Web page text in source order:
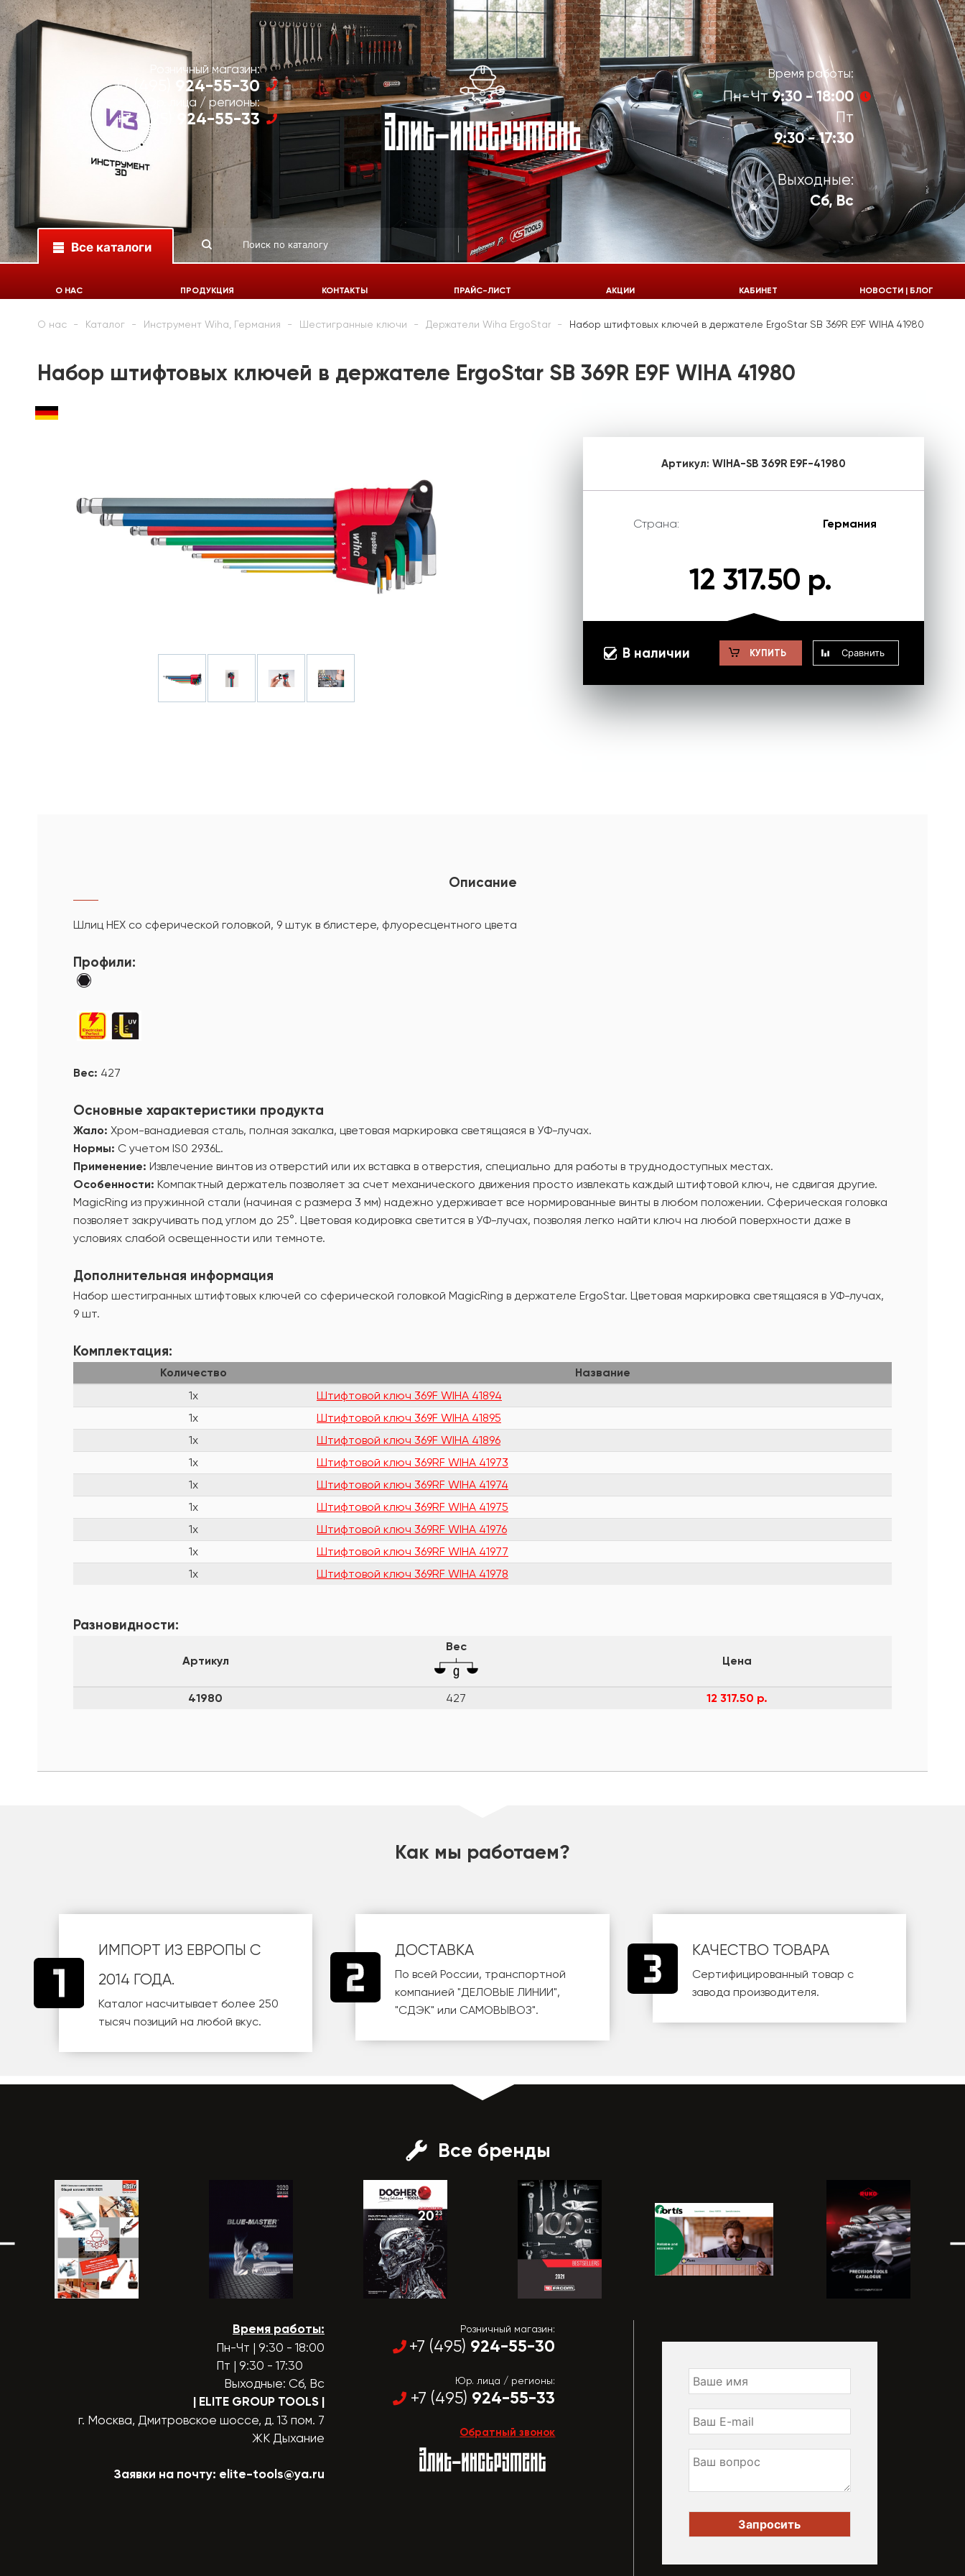
Розничный магазин:
+7 (495) 924-55-30
Юр. лица / регионы:
+7 (495) 924-55-33
Время работы:
Пн-Чт9:30 - 18:00
Пт
9:30 - 17:30
Выходные:
Сб, Вс
Все каталоги
924-55-33
О НАС ПРОДУКЦИЯ КОНТАКТЫ ПРАЙС-ЛИСТ АКЦИИ КАБИНЕТ НОВОСТИ | БЛОГ
О нас Каталог Инструмент Wiha, Германия Шестигранные ключи Держатели Wiha ErgoStar Набор штифтовых ключей в держателе ErgoStar SB 369R E9F WIHA 41980
Набор штифтовых ключей в держателе ErgoStar SB 369R E9F WIHA 41980
Артикул: WIHA-SB 369R E9F-41980
Страна: Германия
12 317.50 р.
В наличии КУПИТЬ Сравнить
Описание
Шлиц HEX со сферической головкой, 9 штук в блистере, флуоресцентного цвета
Профили:
Вес: 427
Основные характеристики продукта
Жало: Хром-ванадиевая сталь, полная закалка, цветовая маркировка светящаяся в УФ-лучах.
Нормы: С учетом IS0 2936L.
Применение: Извлечение винтов из отверстий или их вставка в отверстия, специально для работы в труднодоступных местах.
Особенности: Компактный держатель позволяет за счет механического движения просто извлекать каждый штифтовой ключ, не сдвигая другие.
MagicRing из пружинной стали (начиная с размера 3 мм) надежно удерживает все нормированные винты в любом положении. Сферическая головка
позволяет закручивать под углом до 25°. Цветовая кодировка светится в УФ-лучах, позволяя легко найти ключ на любой поверхности даже в
условиях слабой освещенности или темноте.
Дополнительная информация
Набор шестигранных штифтовых ключей со сферической головкой MagicRing в держателе ErgoStar. Цветовая маркировка светящаяся в УФ-лучах,
9 шт.
Комплектация:
Количество
Название
1x
Штифтовой ключ 369F WIHA 41894
1x
Штифтовой ключ 369F WIHA 41895
1x
Штифтовой ключ 369F WIHA 41896
1x
Штифтовой ключ 369RF WIHA 41973
1x
Штифтовой ключ 369RF WIHA 41974
1x
Штифтовой ключ 369RF WIHA 41975
1x
Штифтовой ключ 369RF WIHA 41976
1x
Штифтовой ключ 369RF WIHA 41977
1x
Штифтовой ключ 369RF WIHA 41978
Разновидности:
Артикул
Вес
Цена
41980 427 12 317.50 р.
Как мы работаем?
ИМПОРТ ИЗ ЕВРОПЫ С
2014 ГОДА.
Каталог насчитывает более 250
тысяч позиций на любой вкус.
ДОСТАВКА
По всей России, транспортной
компанией"ДЕЛОВЫЕ ЛИНИИ",
"СДЭК" или САМОВЫВОЗ".
КАЧЕСТВО ТОВАРА
Сертифицированный товар с
завода производителя.
Все бренды
Время работы:
Пн-Чт | 9:30 - 18:00
Пт | 9:30 - 17:30
Выходные: Сб, Вс
| ELITE GROUP TOOLS |
г. Москва, Дмитровское шоссе, д. 13 пом. 7
ЖК Дыхание
Заявки на почту: elite-tools@ya.ru
Розничный магазин:
+7 (495) 924-55-30
Юр. лица / регионы:
+7 (495) 924-55-33
Обратный звонок